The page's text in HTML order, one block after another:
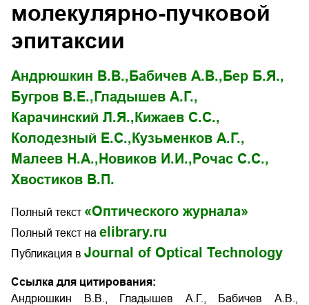
молекулярно-пучковой
эпитаксии
Андрюшкин В.В., Бабичев А.В., Бер Б.Я.,
Бугров В.Е., Гладышев А.Г.,
Карачинский Л.Я., Кижаев С.С.,
Колодезный Е.С., Кузьменков А.Г.,
Малеев Н.А., Новиков И.И., Рочас С.С.,
Хвостиков В.П.
Полный текст «Оптического журнала»
Полный текст на elibrary.ru
Публикация в Journal of Optical Technology
Ссылка для цитирования:
Андрюшкин В.В., Гладышев А.Г., Бабичев А.В.,